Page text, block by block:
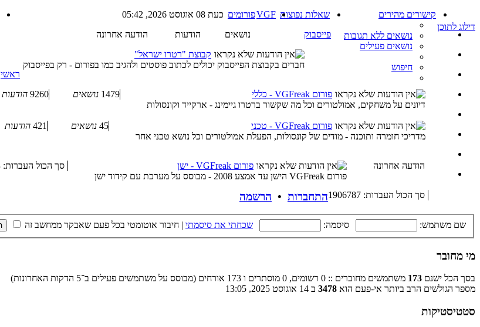
דילוג לתוכן
קישורים מהירים
נושאים ללא תגובות
נושאים פעילים
חיפוש
שאלות נפוצות VGFפורומים כעת 08 אוגוסט 2026, 05:42
פייסבוק
נושאים הודעות
הודעה אחרונה
קבוצת "רטרו ישראל"
חברים בקבוצת הפייסבוק יכולים לכתוב פוסטים ולהגיב כמו בפורום - רק בפייסבוק
ראשי
פורום VGFreak - כללי
דיונים על משחקים, אמולטורים וכל מה שקשור ברטרו גיימינג - ארקייד וקונסולות
1479 נושאים 9260 הודעות
פורום VGFreak - טכני
מדריכי חומרה ותוכנה - מודים של קונסולות, הפעלת אמולטורים וכל נושא טכני אחר
45 נושאים 421 הודעות
הודעה אחרונה
פורום VGFreak - ישן
פורום VGFreak הישן עד אמצע 2008 - מבוסס על מערכת עם קידוד ישן
סך הכול העברות: 1964448
סך הכול העברות: 1906787
התחברות • הרשמה
שם משתמש: סיסמה: שכחתי את סיסמתי | חיבור אוטומטי בכל פעם שאבקר ממחשב זה
מי מחובר
בסך הכל ישנם 173 משתמשים מחוברים :: 0 רשומים, 0 מוסתרים ו 173 אורחים (מבוסס על משתמשים פעילים ב־5 הדקות האחרונות)
מספר הגולשים הרב ביותר אי-פעם הוא 3478 ב 14 אוגוסט 2025, 13:05
סטטיסטיקות